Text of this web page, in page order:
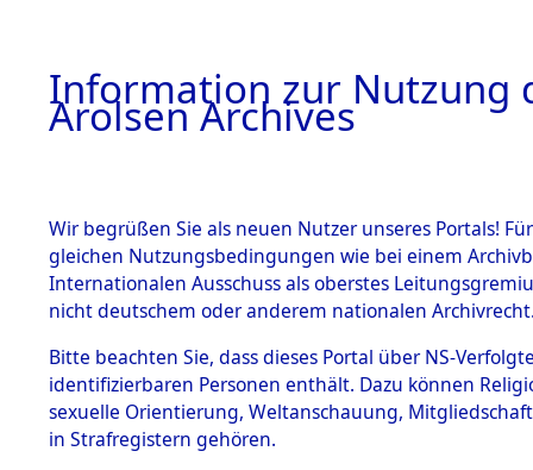
BESTÄNDE
1.
Inhaftierungsdoku
mente
1.2.9 Beim ITS
verwahrte
4Akten
KASIMIERZ
Information zur Nutzung
Arolsen Archives
Wir begrüßen Sie als neuen Nutzer unseres Portals!
gleichen Nutzungsbedingungen wie bei einem
Internationalen Ausschuss als oberstes
nicht deutschem oder anderem nationalen
Bitte beachten Sie, dass dieses Portal über NS-
identifizierbaren Personen enthält. Dazu können
sexuelle Orientierung, Weltanschauung,
in Strafregistern gehören.